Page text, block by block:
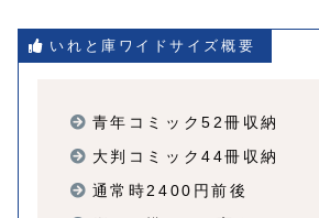
いれと庫ワイドサイズ概要
青年コミック52冊収納
大判コミック44冊収納
通常時2400円前後